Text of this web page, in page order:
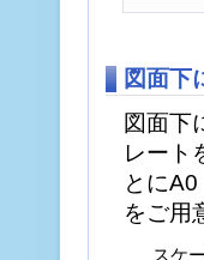
図面下
図面下
レート
とに
をご用
スケ